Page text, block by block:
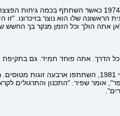
טבילת האש שלו היתה באביב 1974
הראשונה שלו הוא נוצר בזיכרונו.
אתה הולך וכל הזמן מנקר בך החשש
הדרך. אתה פוחד תמיד. גם בתקיפת
בתקיפת הכור שליד בגדד, ביוני 1981,
אומר שפיר. "התכנון והתרגולים